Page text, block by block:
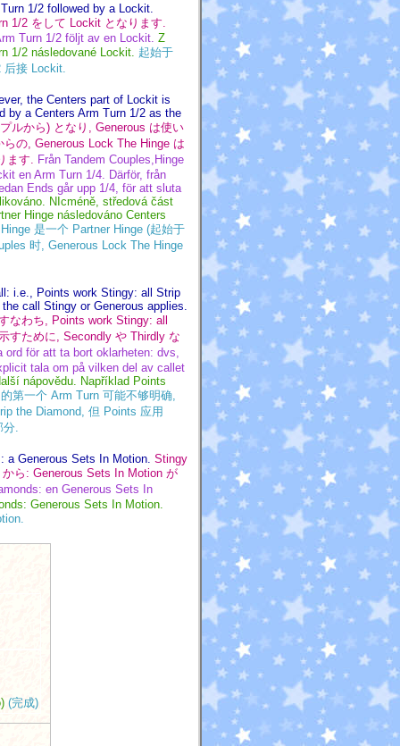
1/2 followed by a Lockit.
1/2 をして Lockit となります.
Turn 1/2 följt av en Lockit. Z
1/2 následované Lockit. 起始于
接 Lockit.
the Centers part of Lockit is
by a Centers Arm Turn 1/2 as the
ルから) となり, Generous は使い
の, Generous Lock The Hinge は
ます.
Från Tandem Couples,Hinge
en Arm Turn 1/4. Därför, från
Ends går upp 1/4, för att sluta
NIcméně, středová část
Hinge následováno Centers
是一个 Partner Hinge (起始于
时, Generous Lock The Hinge
i.e., Points work Stingy: all Strip
call Stingy or Generous applies.
なわち, Points work Stingy: all
すために, Secondly や Thirdly な
för att ta bort oklarheten: dvs,
tala om på vilken del av callet
nápovědu. Například Points
第一个 Arm Turn 可能不够明确,
the Diamond, 但 Points 应用
.
a Generous Sets In Motion. Stingy
ら: Generous Sets In Motion が
en Generous Sets In
Generous Sets In Motion.
(完成)